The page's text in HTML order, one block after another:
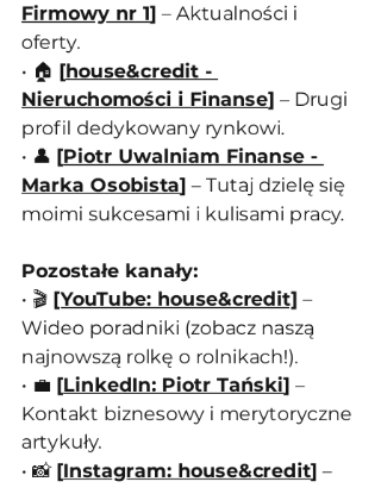
Firmowy nr 1] – Aktualności i
oferty.
• 🏠 [house&credit -
Nieruchomości i Finanse] – Drugi
profil dedykowany rynkowi.
• 👤 [Piotr Uwalniam Finanse -
Marka Osobista] – Tutaj dzielę się
moimi sukcesami i kulisami pracy.
Pozostałe kanały:
• 🎬 [YouTube: house&credit] –
Wideo poradniki (zobacz naszą
najnowszą rolkę o rolnikach!).
• 💼 [LinkedIn: Piotr Tański] –
Kontakt biznesowy i merytoryczne
artykuły.
• 📸 [Instagram: house&credit] –